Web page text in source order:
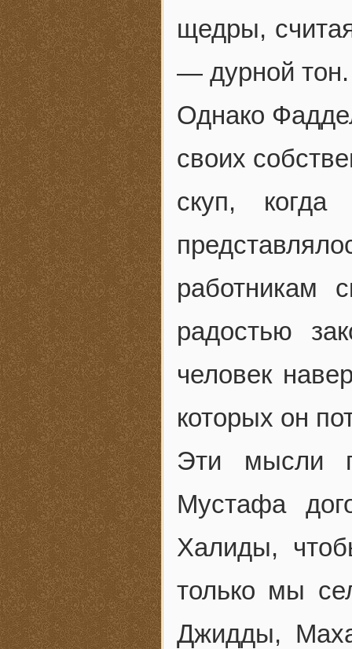
щедры,
— дурной тон.
Однако
своих
скуп,
работникам
радостью
человек
которых он
Эти мысли
Мустафа
Халиды,
только мы
Джидды,